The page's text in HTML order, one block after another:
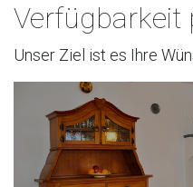
Verfügbarkeit
Unser Ziel ist es Ihre